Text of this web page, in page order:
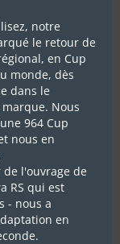
notre
le retour de
en Cup
monde, dès
dans le
Nous
964 Cup
nous en
l'ouvrage de
RS qui est
- nous a
en